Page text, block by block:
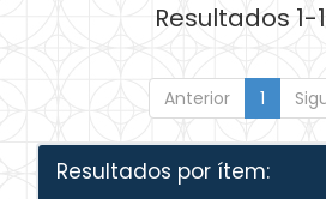
Resultados 1-
Anterior 1
Resultados por ítem: